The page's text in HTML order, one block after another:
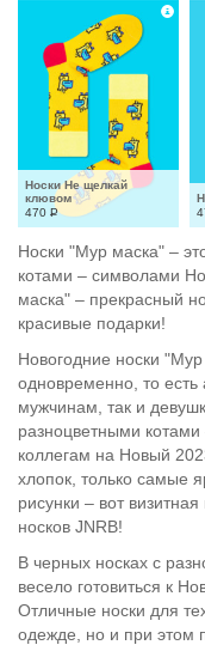
Носки Не щелкай
клювом
470 Р
Носки "Мур маска" –
котами – символами
маска" – прекрасный
красивые подарки!
Новогодние носки
одновременно, то есть
мужчинам, так и
разноцветными
коллегам на Новый
хлопок, только самые
рисунки – вот
носков JNRB!
В черных носках с
весело готовиться к
Отличные носки для
одежде, но и при этом